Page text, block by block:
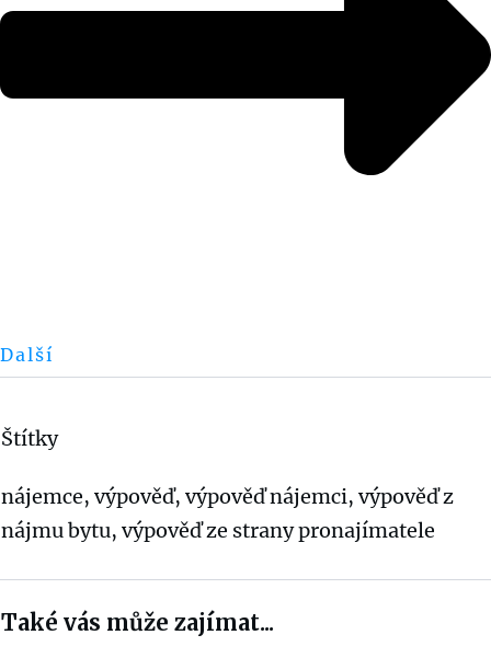
Další
Štítky
nájemce, výpověď, výpověď nájemci, výpověď z
nájmu bytu, výpověď ze strany pronajímatele
Také vás může zajímat...